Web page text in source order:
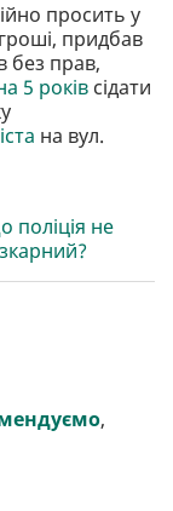
просить у
придбав
без прав,
5 років сідати
на вул.
поліція не
,